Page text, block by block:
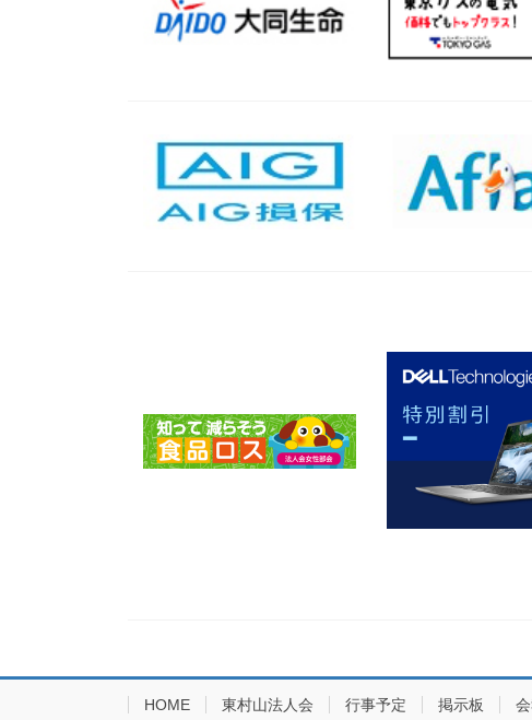
HOME 東村山法人会 行事予定 掲示板